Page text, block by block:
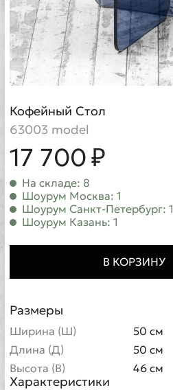
Кофейный Стол
63003 model
17 700 ₽
На складе: 8
Шоурум Москва: 1
Шоурум Санкт-Петербург: 1
Шоурум Казань: 1
В КОРЗИНУ
Размеры
Ширина (Ш)
50 см
Длина (Д)
50 см
Высота (В)
46 см
Характеристики